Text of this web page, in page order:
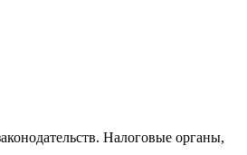
Налоговые органы,